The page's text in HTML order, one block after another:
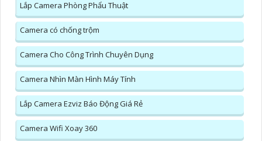
Lắp Camera Phòng Phẩu Thuật
Camera có chống trộm
Camera Cho Công Trình Chuyên Dụng
Camera Nhìn Màn Hình Máy Tính
Lắp Camera Ezviz Báo Động Giá Rẻ
Camera Wifi Xoay 360